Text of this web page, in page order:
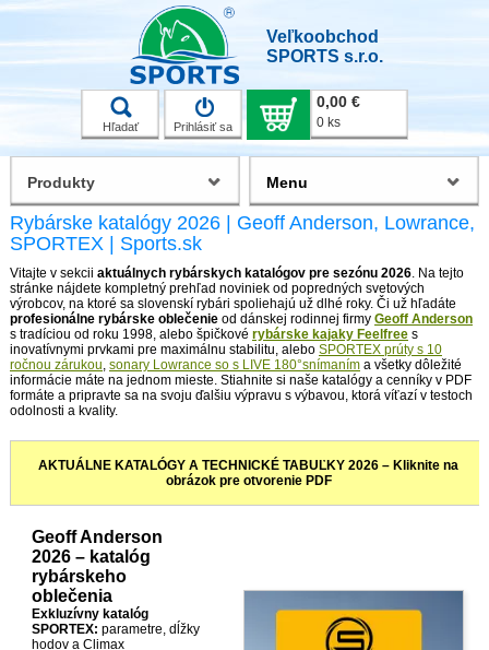
Veľkoobchod
SPORTS s.r.o.
Hľadať Prihlásiť sa
0,00 €
0 ks
Rybárske katalógy 2026 | Geoff Anderson, Lowrance,
SPORTEX | Sports.sk
Produkty Menu